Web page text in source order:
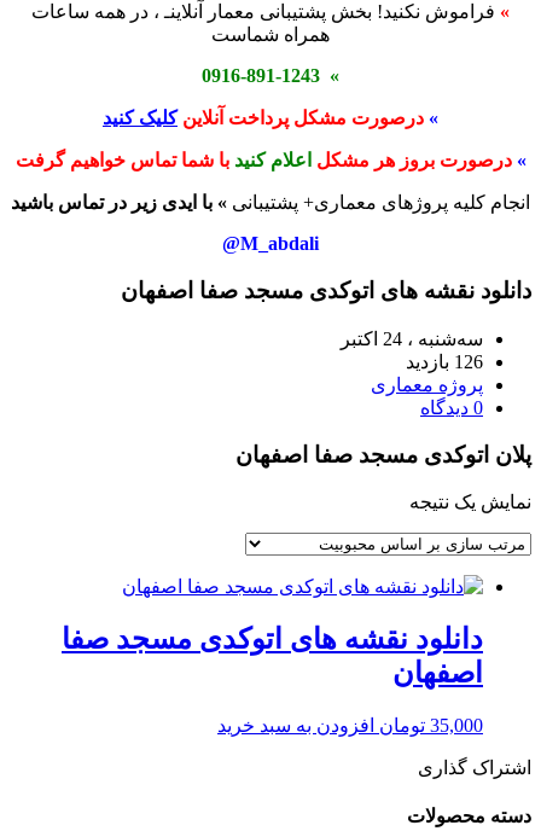
» فراموش نکنید! بخش پشتیبانی معمار آنلاینـ ، در همه ساعات
همراه شماست
» 0916-891-1243
» درصورت مشکل پرداخت آنلاینکلیک کنید
» درصورت بروز هر مشکل اعلام کنید با شما تماس خواهیم گرفت
انجام کلیه پروژهای معماری+ پشتیبانی » با ایدی زیر در تماس باشید
M_abdali@
دانلود نقشه های اتوکدی مسجد صفا اصفهان
سه‌شنبه ، 24 اکتبر
126 بازدید
پروژه معماری
0 دیدگاه
پلان اتوکدی مسجد صفا اصفهان
نمایش یک نتیجه
دانلود نقشه های اتوکدی مسجد صفا
اصفهان
35,000 تومان افزودن به سبد خرید
اشتراک گذاری
دسته محصولات